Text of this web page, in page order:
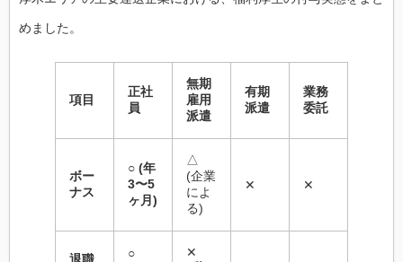
めました。
項目
正社
員
無期
雇用
派遣
有期
派遣
業務
委託
ボー
ナス
○ (年
3〜5
ヶ月)
△
(企業
によ
る)
✕ ✕
○
✕